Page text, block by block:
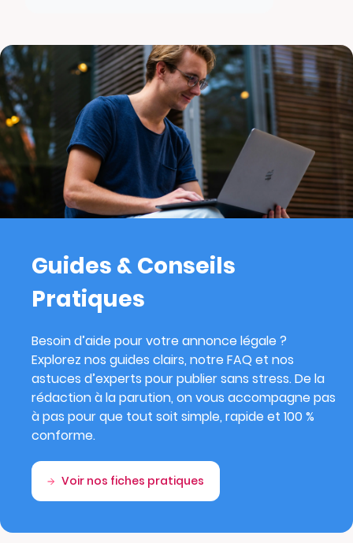
Guides & Conseils
Pratiques
Besoin d’aide pour votre annonce légale ?
Explorez nos guides clairs, notre FAQ et nos
astuces d’experts pour publier sans stress. De la
rédaction à la parution, on vous accompagne pas
à pas pour que tout soit simple, rapide et 100 %
conforme.
Voir nos fiches pratiques